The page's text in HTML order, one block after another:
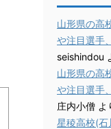
山形県の高
や注目選手
seishindou
山形県の高
や注目選手
庄内小僧 よ
星稜高校(